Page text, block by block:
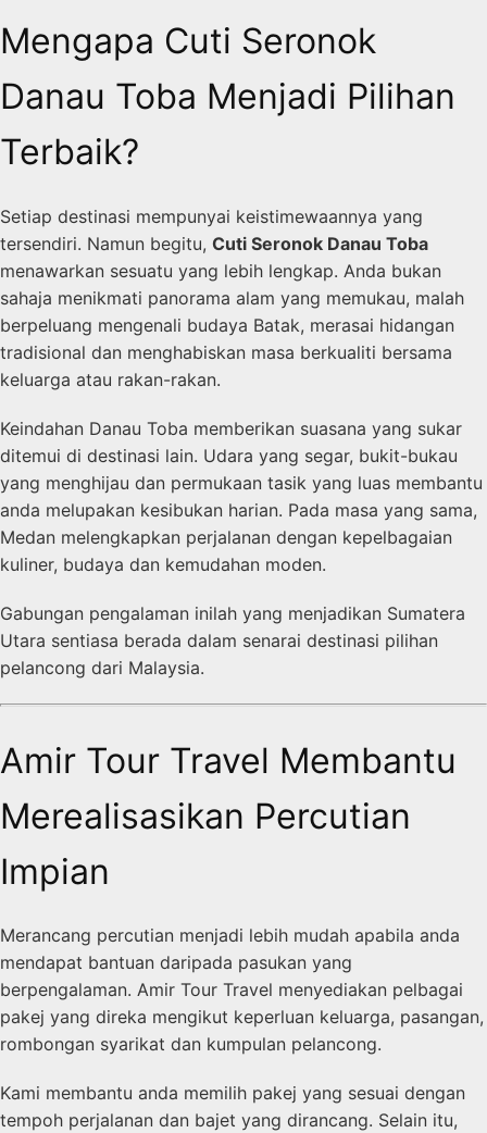
Mengapa Cuti Seronok
Danau Toba Menjadi Pilihan
Terbaik?
Setiap destinasi mempunyai keistimewaannya yang
tersendiri. Namun begitu, Cuti Seronok Danau Toba
menawarkan sesuatu yang lebih lengkap. Anda bukan
sahaja menikmati panorama alam yang memukau, malah
berpeluang mengenali budaya Batak, merasai hidangan
tradisional dan menghabiskan masa berkualiti bersama
keluarga atau rakan-rakan.
Keindahan Danau Toba memberikan suasana yang sukar
ditemui di destinasi lain. Udara yang segar, bukit-bukau
yang menghijau dan permukaan tasik yang luas membantu
anda melupakan kesibukan harian. Pada masa yang sama,
Medan melengkapkan perjalanan dengan kepelbagaian
kuliner, budaya dan kemudahan moden.
Gabungan pengalaman inilah yang menjadikan Sumatera
Utara sentiasa berada dalam senarai destinasi pilihan
pelancong dari Malaysia.
Amir Tour Travel Membantu
Merealisasikan Percutian
Impian
Merancang percutian menjadi lebih mudah apabila anda
mendapat bantuan daripada pasukan yang
berpengalaman. Amir Tour Travel menyediakan pelbagai
pakej yang direka mengikut keperluan keluarga, pasangan,
rombongan syarikat dan kumpulan pelancong.
Kami membantu anda memilih pakej yang sesuai dengan
tempoh perjalanan dan bajet yang dirancang. Selain itu,